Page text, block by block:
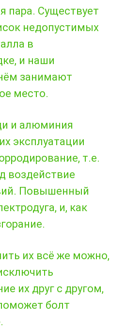
пара. Существует
недопустимых
в
и наши
занимают
место.
и алюминия
эксплуатации
т.е.
воздействие
Повышенный
и, как
их всё же можно,
их друг с другом,
болт